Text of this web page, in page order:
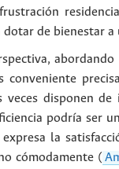
de bienestar
conveniente
disponen
podría ser
la
cómodamente (